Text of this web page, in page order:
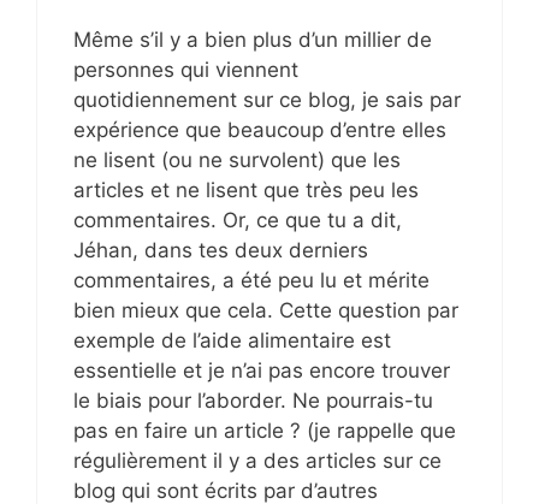
Même s’il y a bien plus d’un millier de
personnes qui viennent
quotidiennement sur ce blog, je sais par
expérience que beaucoup d’entre elles
ne lisent (ou ne survolent) que les
articles et ne lisent que très peu les
commentaires. Or, ce que tu a dit,
Jéhan, dans tes deux derniers
commentaires, a été peu lu et mérite
bien mieux que cela. Cette question par
exemple de l’aide alimentaire est
essentielle et je n’ai pas encore trouver
le biais pour l’aborder. Ne pourrais-tu
pas en faire un article ? (je rappelle que
régulièrement il y a des articles sur ce
blog qui sont écrits par d’autres